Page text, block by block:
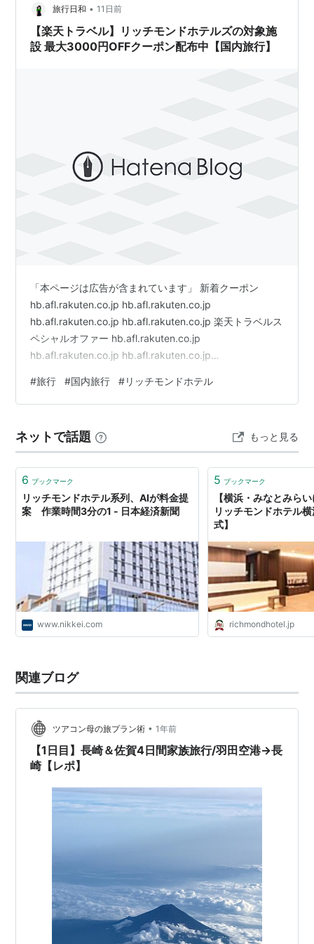
旅行日和 • 11日前
【楽天トラベル】リッチモンドホテルズの対象施
設 最大3000円OFFクーポン配布中【国内旅行】
「本ページは広告が含まれています」 新着クーポン
hb.afl.rakuten.co.jp hb.afl.rakuten.co.jp
hb.afl.rakuten.co.jp hb.afl.rakuten.co.jp 楽天トラベルス
ペシャルオファー hb.afl.rakuten.co.jp
hb.afl.rakuten.co.jp hb.afl.rakuten.co.jp
ペーン hb.afl.rakuten.co.jp hb.afl.rakuten.co.jp
hb.afl.rakuten.co…
#旅行 #国内旅行 #リッチモンドホテル
ネットで話題 もっと見る
6 ブックマーク
リッチモンドホテル系列、AIが料金提
案 作業時間3分の1 - 日本経済新聞
www.nikkei.com
5 ブックマーク
【横浜・みなとみら
リッチモンドホテル
式】
richmondhotel.jp
関連ブログ
ツアコン母の旅プラン術 • 1年前
【1日目】長崎＆佐賀4日間家族旅行/羽田空港→長
崎【レポ】